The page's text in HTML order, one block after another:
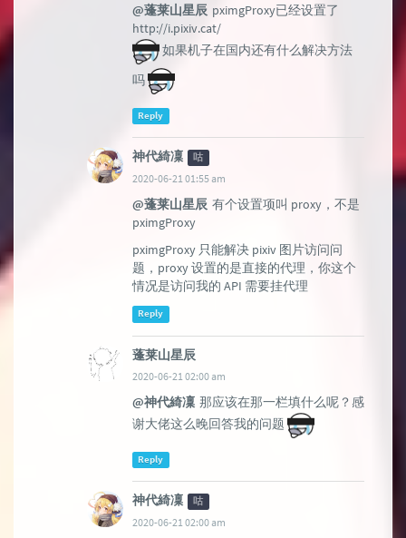
@蓬莱山星辰 pximgProxy已经设置了
http://i.pixiv.cat/
如果机子在国内还有什么解决方法
吗
Reply
神代綺凜 咕
2020-06-21 01:55 am
@蓬莱山星辰 有个设置项叫 proxy，不是
pximgProxy
pximgProxy 只能解决 pixiv 图片访问问
题，proxy 设置的是直接的代理，你这个
情况是访问我的 API 需要挂代理
Reply
蓬莱山星辰
2020-06-21 02:00 am
@神代綺凜 那应该在那一栏填什么呢？感
谢大佬这么晚回答我的问题
Reply
神代綺凜 咕
2020-06-21 02:00 am